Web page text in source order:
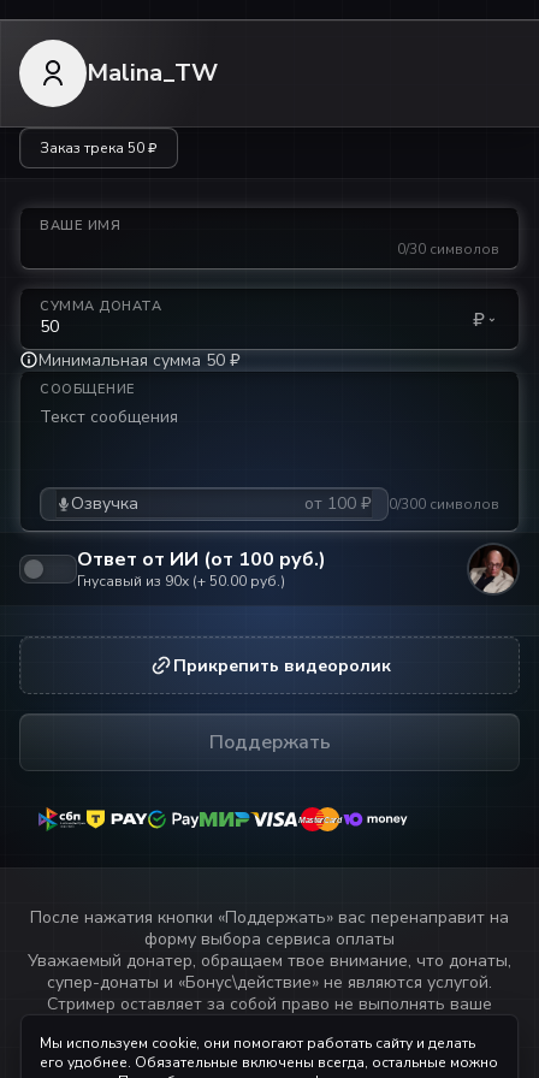
Malina_TW
Заказ трека 50 ₽
ВАШЕ ИМЯ
0/30 символов
СУММА ДОНАТА ₽
Минимальная сумма 50 ₽
СООБЩЕНИЕ
Озвучка от 100 ₽ 0/300 символов
Ответ от ИИ (от 100 руб.)
Гнусавый из 90x (+ 50.00 руб.)
Прикрепить видеоролик
Поддержать
MasterCard
MasterCard
После нажатия кнопки «Поддержать» вас перенаправит на
форму выбора сервиса оплаты
Уважаемый донатер, обращаем твое внимание, что донаты,
супер-донаты и «Бонус\действие» не являются услугой.
Стример оставляет за собой право не выполнять ваше
данный сервис.
Прочитайправила стримера!
Мы используем cookie, они помогают работать сайту и делать
его удобнее. Обязательные включены всегда, остальные можно